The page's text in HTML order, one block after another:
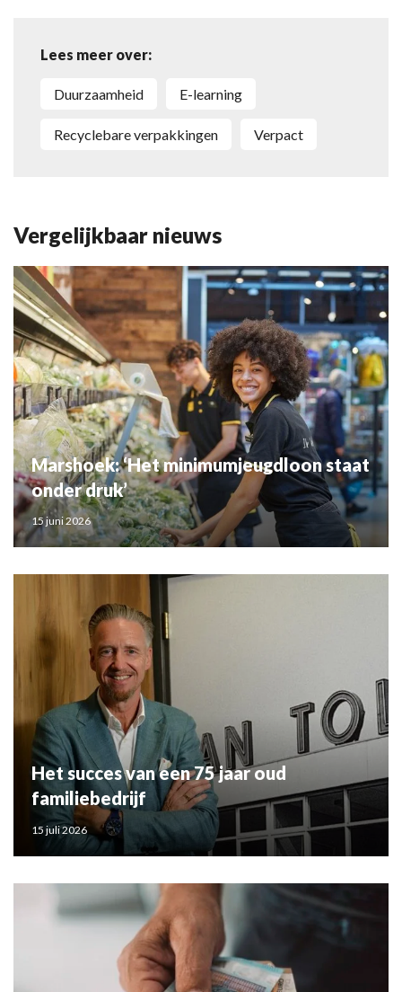
Lees meer over:
duurzaamheid e-learning
recyclebare verpakkingen Verpact
Vergelijkbaar nieuws
Marshoek: ‘Het minimumjeugdloon staat
onder druk’
15 juni 2026
Het succes van een 75 jaar oud
familiebedrijf
15 juli 2026